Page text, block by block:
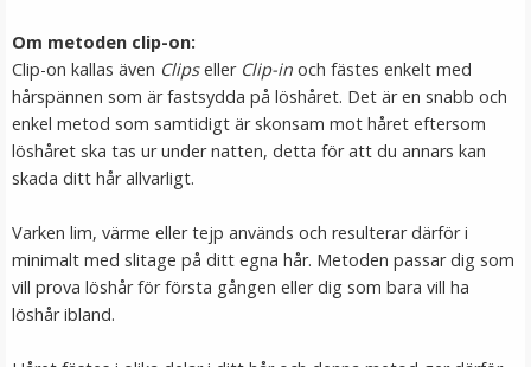
★★★ ★ ★
Om metoden clip-on:
Clip-on kallas även Clipseller Clip-in och fästes enkelt med
hårspännen som är fastsydda på löshåret. Det är en snabb och
enkel metod som samtidigt är skonsam mot håret eftersom
löshåret ska tas ur under natten, detta för att du annars kan
skada ditt hår allvarligt.
Varken lim, värme eller tejp används och resulterar därför i
minimalt med slitage på ditt egna hår. Metoden passar dig som
vill prova löshår för första gången eller dig som bara vill ha
löshår ibland.